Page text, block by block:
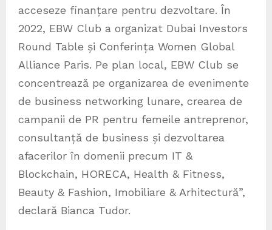
acceseze finanțare pentru dezvoltare. În
2022, EBW Club a organizat Dubai Investors
Round Table și Conferința Women Global
Alliance Paris. Pe plan local, EBW Club se
concentrează pe organizarea de evenimente
de business networking lunare, crearea de
campanii de PR pentru femeile antreprenor,
consultanță de business și dezvoltarea
afacerilor în domenii precum IT &
Blockchain, HORECA, Health & Fitness,
Beauty & Fashion, Imobiliare & Arhitectură”,
declară Bianca Tudor.